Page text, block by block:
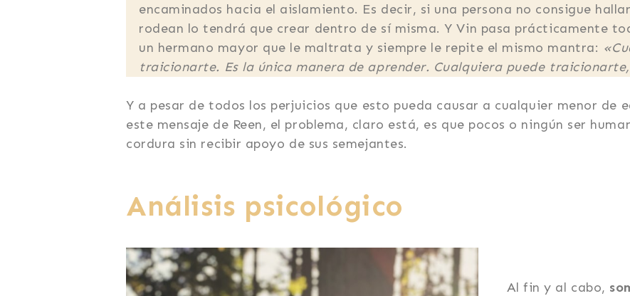
encaminados hacia el aislamiento. Es decir, si una persona no consigue
rodean lo tendrá que crear dentro de sí misma. Y Vin pasa prácticamente
un hermano mayor que le maltrata y siempre le repite el mismo mantra:
traicionarte. Es la única manera de aprender. Cualquiera puede
Y a pesar de todos los perjuicios que esto pueda causar a cualquier menor de
este mensaje de Reen, el problema, claro está, es que pocos o ningún ser
cordura sin recibir apoyo de sus semejantes.
Análisis psicológico
Al fin y al cabo,